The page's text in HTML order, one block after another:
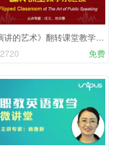
《演讲的艺术》翻转课堂教学示范课
2720
免费